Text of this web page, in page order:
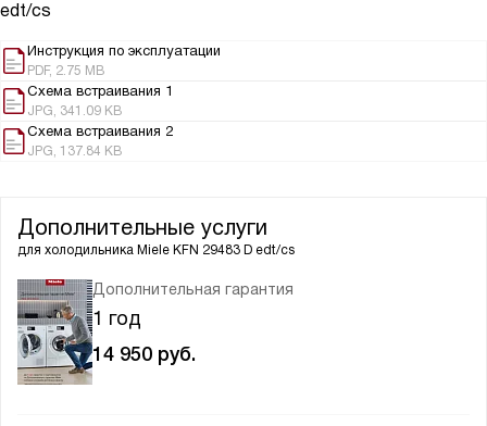
edt/cs
Инструкция по эксплуатации
PDF, 2.75 MB
Схема встраивания 1
JPG, 341.09 KB
Схема встраивания 2
JPG, 137.84 KB
Дополнительные услуги
для холодильника Miele KFN 29483 D edt/cs
Дополнительная гарантия
1 год
14 950 руб.